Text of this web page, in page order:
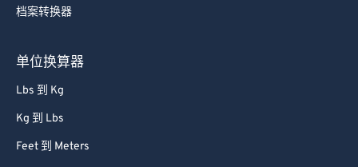
档案转换器
单位换算器
Lbs 到 Kg
Kg 到 Lbs
Feet 到 Meters